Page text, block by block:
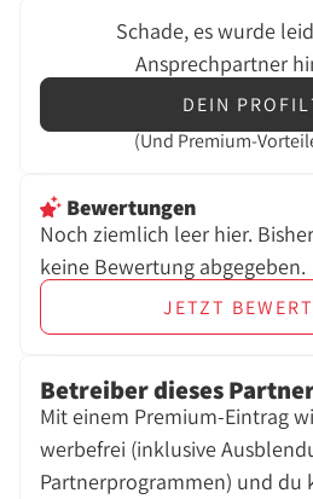
Schade, es wurde
Ansprechpartner
DEIN
(Und Premium-
Bewertungen
Noch ziemlich leer hier.
keine Bewertung abgegeben.
JETZT
Betreiber dieses
Mit einem Premium-Eintrag
werbefrei (inklusive
Partnerprogrammen) und du